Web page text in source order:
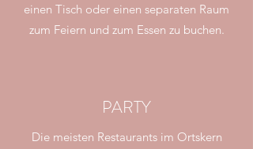
einen Tisch oder einen separaten Raum
zum Feiern und zum Essen zu buchen.
PARTY
Die meisten Restaurants im Ortskern